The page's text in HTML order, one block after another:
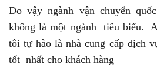
Do vậy ngành vận chuyển
không là một ngành tiêu biểu.
tôi tự hào là nhà cung cấp dịch
tốt nhất cho khách hàng